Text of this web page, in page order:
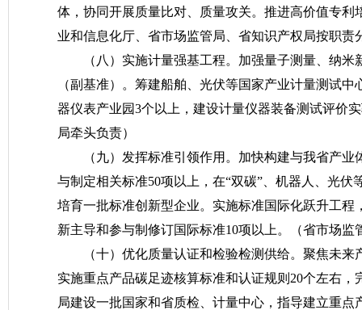
体，协同开展质量比对、质量攻关。推进高价值专
业和信息化厅、省市场监管局、省知识产权局按职责
（八）实施计量强基工程。 加强量子测量、纳米
（副基准）。筹建船舶、光伏等国家产业计量测试
器仪表产业园3个以上，建设计量仪器装备测试评价
局牵头负责）
（九）发挥标准引领作用。 加快构建与我省产业
与制定相关标准50项以上，在“双碳”、机器人、光
培育一批标准创新型企业。实施标准国际化跃升工
新主导和参与制修订国际标准10项以上。
（省市场
（十）优化质量认证和检验检测供给。 聚焦未来
实施重点产品碳足迹核算标准和认证规则20个左右
局建设一批国家和省质检、计量中心，指导建立重